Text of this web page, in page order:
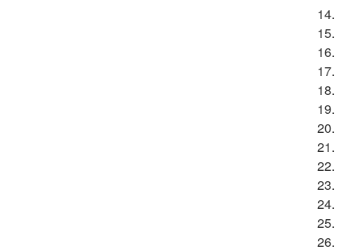
14.
15.
16.
17.
18.
19.
20.
21.
22.
23.
24.
25.
26.